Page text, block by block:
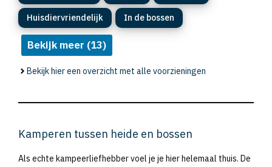
Huisdiervriendelijk In de bossen
Bekijk meer (13)
Bekijk hier een overzicht met alle voorzieningen
Kamperen tussen heide en bossen
Als echte kampeerliefhebber voel je je hier helemaal thuis. De